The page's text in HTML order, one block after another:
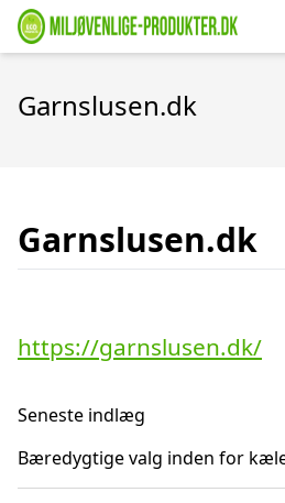
Garnslusen.dk
Garnslusen.dk
https://garnslusen.dk/
Seneste indlæg
Bæredygtige valg inden for